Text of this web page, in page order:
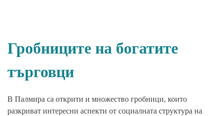
Гробниците на богатите
търговци
В Палмира са открити и множество гробници, които
разкриват интересни аспекти от социалната структура на